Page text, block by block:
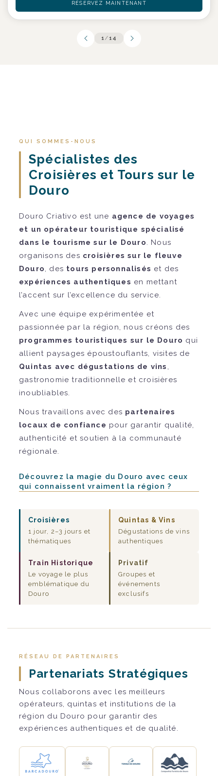
RÉSERVEZ MAINTENANT
1/14
QUI SOMMES-NOUS
Spécialistes des
Croisières et Tours sur le
Douro
Douro Criativo est une agence de voyages
et un opérateur touristique spécialisé
dans le tourisme sur le Douro. Nous
organisons des croisières sur le fleuve
Douro, des tours personnalisés et des
expériences authentiques en mettant
l’accent sur l’excellence du service.
Avec une équipe expérimentée et
passionnée par la région, nous créons des
programmes touristiques sur le Douro qui
allient paysages époustouflants, visites de
Quintas avec dégustations de vins ,
gastronomie traditionnelle et croisières
inoubliables.
Nous travaillons avec des partenaires
locaux de confiance pour garantir qualité,
authenticité et soutien à la communauté
régionale.
Découvrez la magie du Douro avec ceux
qui connaissent vraiment la région ?
Croisières
1 jour, 2–3 jours et
thématiques
Quintas & Vins
Dégustations de vins
authentiques
Train Historique
Le voyage le plus
emblématique du
Douro
Privatif
Groupes et
événements
exclusifs
RÉSEAU DE PARTENAIRES
Partenariats Stratégiques
Nous collaborons avec les meilleurs
opérateurs, quintas et institutions de la
région du Douro pour garantir des
expériences authentiques et de qualité.